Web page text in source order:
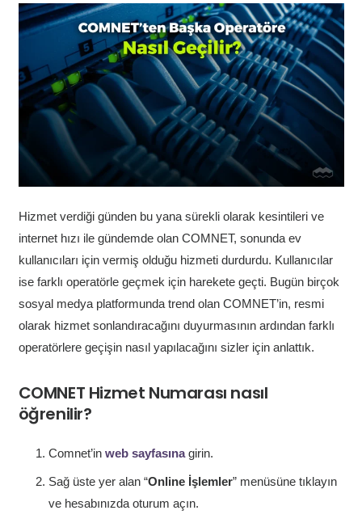
Hizmet verdiği günden bu yana sürekli olarak kesintileri ve
internet hızı ile gündemde olan COMNET, sonunda ev
kullanıcıları için vermiş olduğu hizmeti durdurdu. Kullanıcılar
ise farklı operatörle geçmek için harekete geçti. Bugün birçok
sosyal medya platformunda trend olan COMNET’in, resmi
olarak hizmet sonlandıracağını duyurmasının ardından farklı
operatörlere geçişin nasıl yapılacağını sizler için anlattık.
COMNET Hizmet Numarası nasıl
öğrenilir?
Comnet’in web sayfasınagirin.
Sağ üste yer alan “Online İşlemler” menüsüne tıklayın
ve hesabınızda oturum açın.